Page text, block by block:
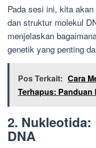
Pada sesi ini, kita
dan struktur molekul
menjelaskan
genetik yang penting
Pos Terkait: Cara
Terhapus: Panduan
2.
DNA